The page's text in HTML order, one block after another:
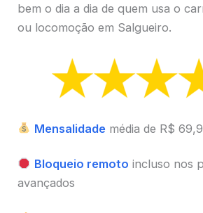
bem o dia a dia de quem usa o
ou locomoção em Salgueiro.
Mensalidade média de R$
Bloqueio remoto incluso nos
avançados